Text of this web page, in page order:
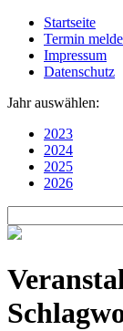
Startseite
Termin
Impressum
Datenschutz
Jahr auswählen:
2023
2024
2025
2026